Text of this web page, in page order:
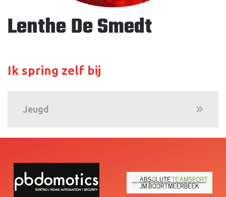
Lenthe De Smedt
Ik spring zelf bij
Jeugd